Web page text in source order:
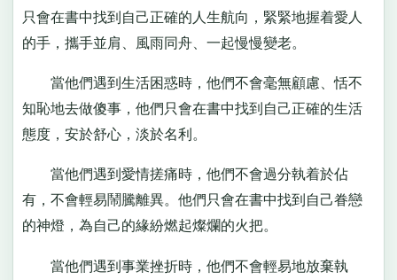
只會在書中找到自己正確的人生航向，緊緊地握着愛人
的手，攜手並肩、風雨同舟、一起慢慢變老。
當他們遇到生活困惑時，他們不會毫無顧慮、恬不
知恥地去做傻事，他們只會在書中找到自己正確的生活
態度，安於舒心，淡於名利。
當他們遇到愛情搓痛時，他們不會過分執着於佔
有，不會輕易鬧騰離異。他們只會在書中找到自己眷戀
的神燈，為自己的緣紛燃起燦爛的火把。
當他們遇到事業挫折時，他們不會輕易地放棄執